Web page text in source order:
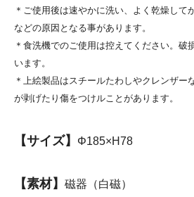
＊ご使用後は速やかに洗い、よく乾燥して
などの原因となる事があります。
＊食洗機でのご使用は控えてください。破
います。
＊上絵製品はスチールたわしやクレンザー
が剥げたり傷をつけルことがあります。
【サイズ】 Φ185×H78
【素材】 磁器（白磁）